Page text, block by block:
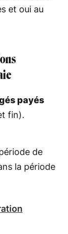
et oui au
payés
fin).
de
la période